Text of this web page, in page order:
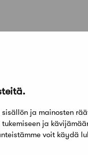
ja mainosten
ja
voit käydä